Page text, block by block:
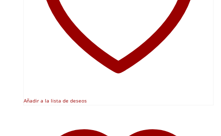
Añadir a la lista de deseos